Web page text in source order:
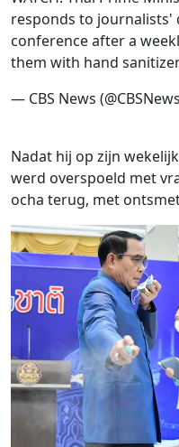
responds to journalists'
conference after a
them with hand
— CBS News
​Nadat hij op zijn
werd overspoeld met
ocha terug, met